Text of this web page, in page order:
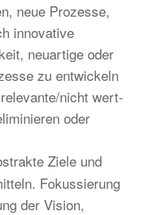
neue Prozesse,
innovative
neuartige oder
zu entwickeln
nicht wert-
oder
Ziele und
Fokussierung
der Vision,